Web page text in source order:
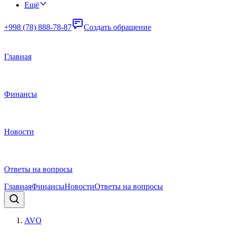
Ещё
+998 (78) 888-78-87 Создать обращение
Главная
Финансы
Новости
Ответы на вопросы
ГлавнаяФинансыНовостиОтветы на вопросы
AVO